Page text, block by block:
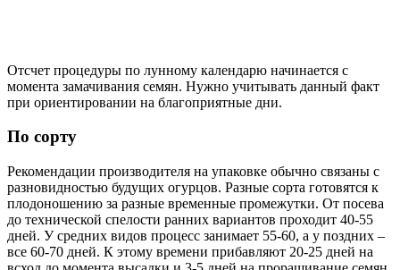
Отсчет процедуры по лунному календарю начинается с
момента замачивания семян. Нужно учитывать данный факт
при ориентировании на благоприятные дни.
По сорту
Рекомендации производителя на упаковке обычно связаны с
разновидностью будущих огурцов. Разные сорта готовятся к
плодоношению за разные временные промежутки. От посева
до технической спелости ранних вариантов проходит 40-55
дней. У средних видов процесс занимает 55-60, а у поздних –
все 60-70 дней. К этому времени прибавляют 20-25 дней на